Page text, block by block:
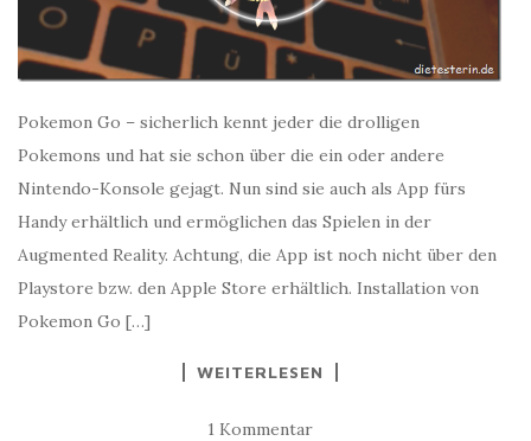
Pokemon Go – sicherlich kennt jeder die drolligen
Pokemons und hat sie schon über die ein oder andere
Nintendo-Konsole gejagt. Nun sind sie auch als App fürs
Handy erhältlich und ermöglichen das Spielen in der
Augmented Reality. Achtung, die App ist noch nicht über den
Playstore bzw. den Apple Store erhältlich. Installation von
Pokemon Go […]
WEITERLESEN
1 Kommentar